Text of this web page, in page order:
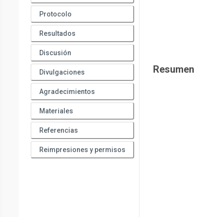
Protocolo
Resultados
Discusión
Divulgaciones
Agradecimientos
Materiales
Referencias
Reimpresiones y permisos
Resumen